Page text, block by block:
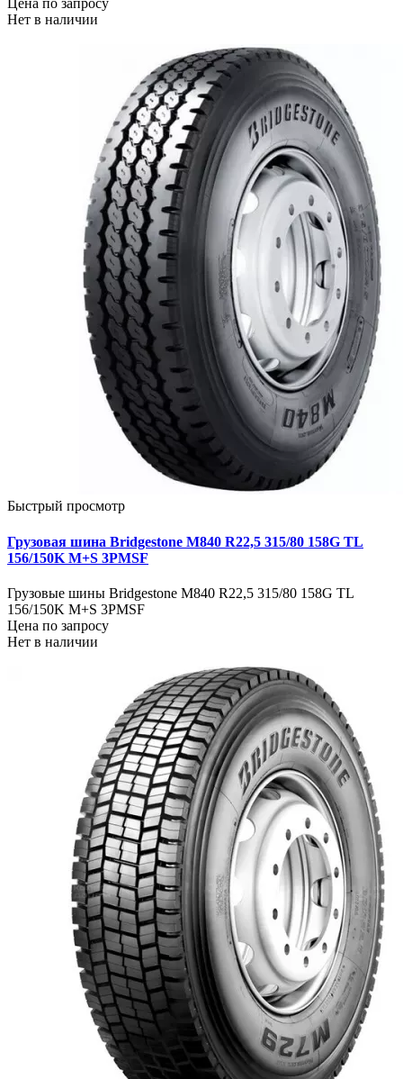
Цена по запросу
Нет в наличии
Быстрый просмотр
Грузовая шина Bridgestone M840 R22,5 315/80 158G TL
156/150K M+S 3PMSF
Грузовые шины Bridgestone M840 R22,5 315/80 158G TL
156/150K M+S 3PMSF
Цена по запросу
Нет в наличии